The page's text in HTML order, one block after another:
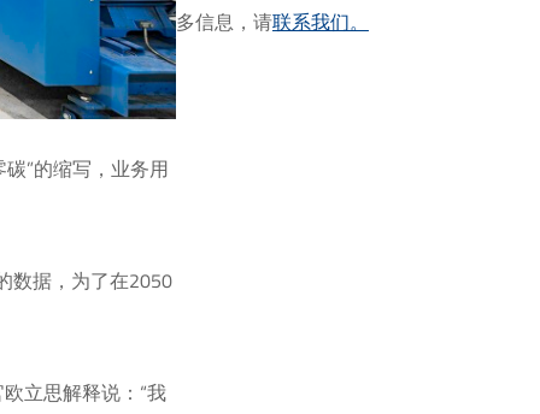
”的缩写，业务用
数据，为了在2050
立思解释说：“我
多信息，请联系我们。